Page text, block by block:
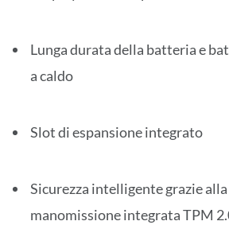
Lunga durata della batteria e
a caldo
Slot di espansione integrato
Sicurezza intelligente grazie
manomissione integrata TPM